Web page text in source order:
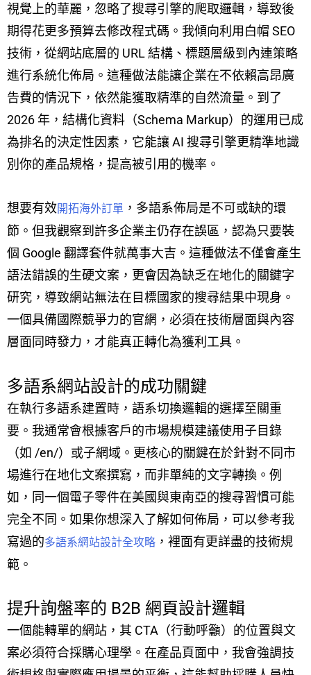
視覺上的華麗，忽略了搜尋引擎的爬取邏輯，導致後
期得花更多預算去修改程式碼。我傾向利用白帽 SEO
技術，從網站底層的 URL 結構、標題層級到內連策略
進行系統化佈局。這種做法能讓企業在不依賴高昂廣
告費的情況下，依然能獲取精準的自然流量。到了
2026 年，結構化資料（Schema Markup）的運用已成
為排名的決定性因素，它能讓 AI 搜尋引擎更精準地識
別你的產品規格，提高被引用的機率。
想要有效開拓海外訂單 ，多語系佈局是不可或缺的環
節。但我觀察到許多企業主仍存在誤區，認為只要裝
個 Google 翻譯套件就萬事大吉。這種做法不僅會產生
語法錯誤的生硬文案，更會因為缺乏在地化的關鍵字
研究，導致網站無法在目標國家的搜尋結果中現身。
一個具備國際競爭力的官網，必須在技術層面與內容
層面同時發力，才能真正轉化為獲利工具。
多語系網站設計的成功關鍵
在執行多語系建置時，語系切換邏輯的選擇至關重
要。我通常會根據客戶的市場規模建議使用子目錄
（如 /en/）或子網域。更核心的關鍵在於針對不同市
場進行在地化文案撰寫，而非單純的文字轉換。例
如，同一個電子零件在美國與東南亞的搜尋習慣可能
完全不同。如果你想深入了解如何佈局，可以參考我
寫過的多語系網站設計全攻略 ，裡面有更詳盡的技術規
範。
提升詢盤率的 B2B 網頁設計邏輯
一個能轉單的網站，其 CTA（行動呼籲）的位置與文
案必須符合採購心理學。在產品頁面中，我會強調技